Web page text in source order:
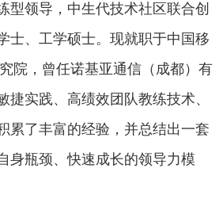
型领导，中生代技术社区联合创
士、工学硕士。现就职于中国移
院，曾任诺基亚通信（成都）有
捷实践、高绩效团队教练技术、
累了丰富的经验，并总结出一套
身瓶颈、快速成长的领导力模